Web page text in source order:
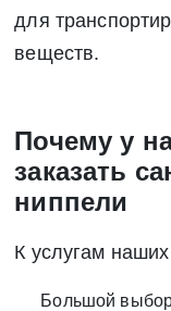
для
веществ.
Почему у
заказать
ниппели
К услугам
Большой